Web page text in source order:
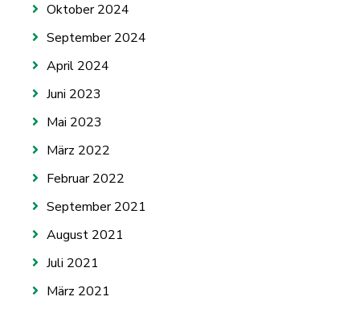
Oktober 2024
September 2024
April 2024
Juni 2023
Mai 2023
März 2022
Februar 2022
September 2021
August 2021
Juli 2021
März 2021